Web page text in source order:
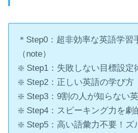
＊Step0：超非効率な英語学習
（note）
❇️ Step1：失敗しない目標設定
❇️ Step2：正しい英語の学び方
❇️ Step3：9割の人が知らない
❇️ Step4：スピーキング力を劇
❇️ Step5：高い語彙力不要！ズ